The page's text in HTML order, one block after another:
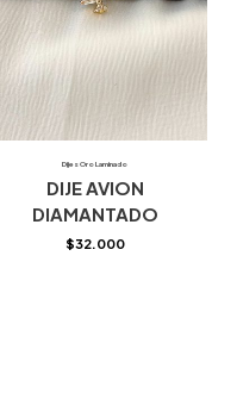
Dijes Oro Laminado
DIJE AVION
DIAMANTADO
$32.000